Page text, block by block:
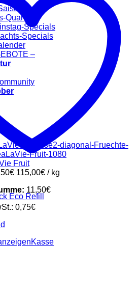
Quartett
Specials
Specials
–
Fruit
€ 115,00€ / kg
11,50€
0,75€
Kasse